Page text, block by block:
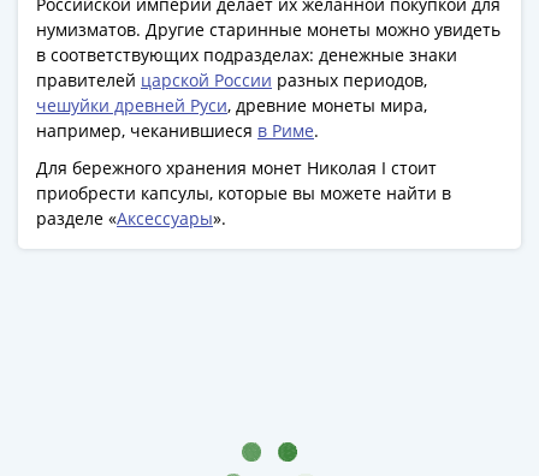
акции
Чеки
купоны
ВНЕШПОСЫЛТОРГ
Дорожные
нумизматов. Другие старинные монеты можно увидеть
в соответствующих подразделах: денежные знаки
правителей царской России разных периодов,
чешуйки древней Руси, древние монеты мира,
например, чеканившиеся в Риме.
Для бережного хранения монет Николая I стоит
приобрести капсулы, которые вы можете найти в
разделе «Аксессуары».